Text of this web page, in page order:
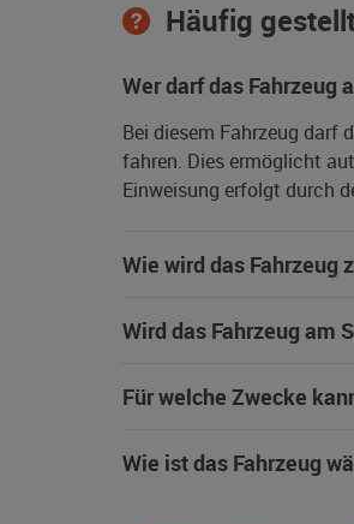
Häufig
Wer darf das Fahrzeug
Bei diesem Fahrzeug darf
fahren. Dies ermöglicht
Einweisung erfolgt durch
Wie wird das Fahrzeug
Wird das Fahrzeug am
Für welche Zwecke
Wie ist das Fahrzeug